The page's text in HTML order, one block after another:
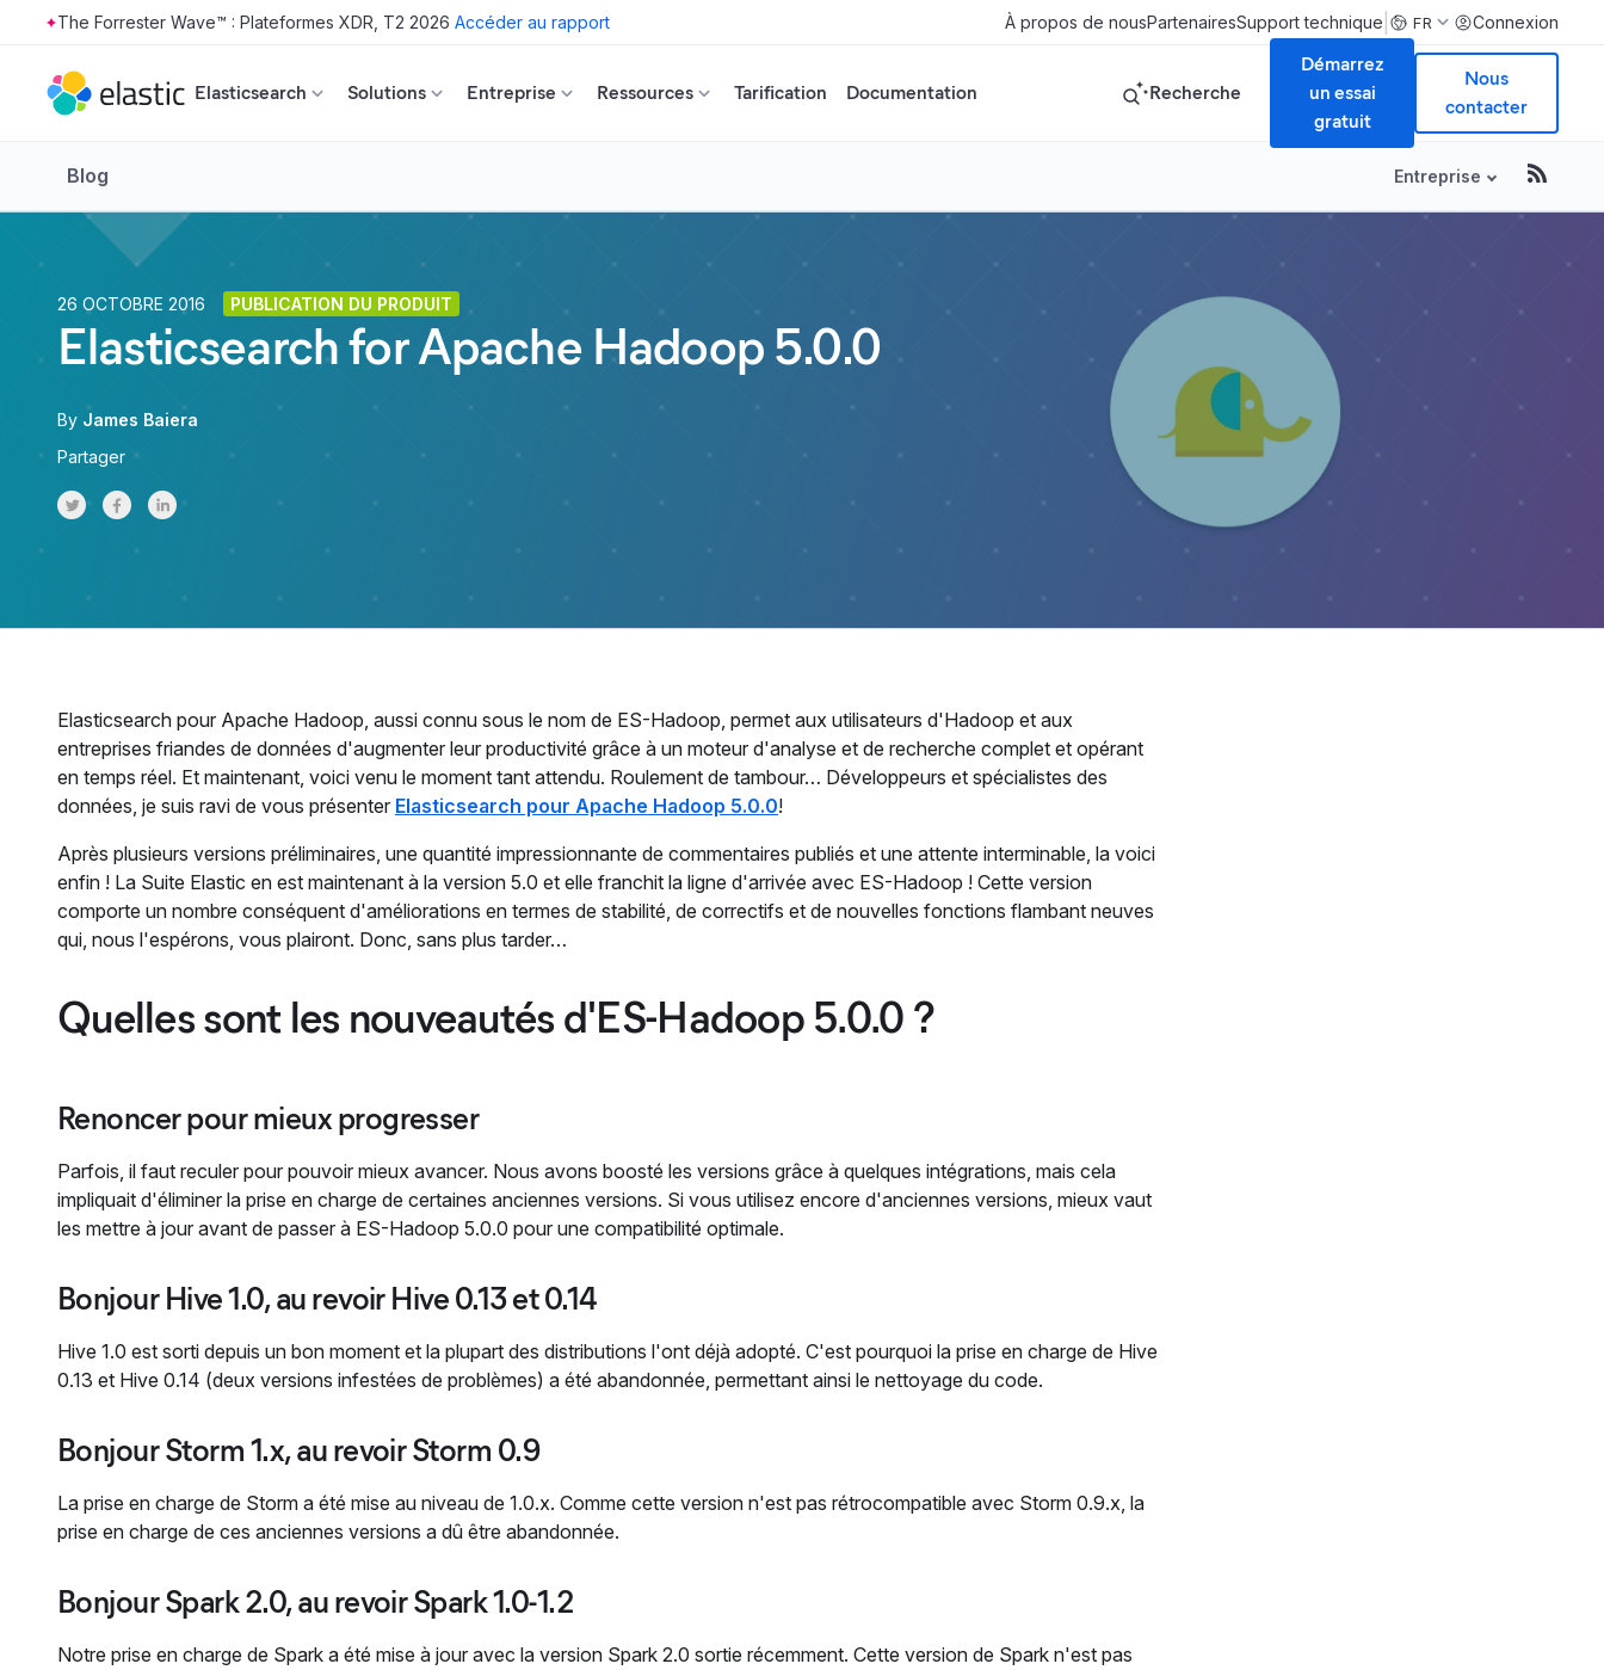
Skip to main content
The Forrester Wave™ : Plateformes XDR, T2 2026 Accéder au rapport À propos de nousPartenairesSupport technique FR Connexion
Elasticsearch Solutions Entreprise Ressources Tarification Documentation Recherche
Démarrez
un essai
gratuit
Nous
contacter
Blog Entreprise
26 OCTOBRE 2016 PUBLICATION DU PRODUIT
Elasticsearch for Apache Hadoop 5.0.0
By James Baiera
Partager
Share on Twitter
Share on Facebook
Share on LinkedInr
Elasticsearch pour Apache Hadoop, aussi connu sous le nom de ES-Hadoop, permet aux utilisateurs d'Hadoop et aux
entreprises friandes de données d'augmenter leur productivité grâce à un moteur d'analyse et de recherche complet et opérant
en temps réel. Et maintenant, voici venu le moment tant attendu. Roulement de tambour… Développeurs et spécialistes des
données, je suis ravi de vous présenter Elasticsearch pour Apache Hadoop 5.0.0!
Après plusieurs versions préliminaires, une quantité impressionnante de commentaires publiés et une attente interminable, la voici
enfin ! La Suite Elastic en est maintenant à la version 5.0 et elle franchit la ligne d'arrivée avec ES-Hadoop ! Cette version
comporte un nombre conséquent d'améliorations en termes de stabilité, de correctifs et de nouvelles fonctions flambant neuves
qui, nous l'espérons, vous plairont. Donc, sans plus tarder…
Quelles sont les nouveautés d'ES-Hadoop 5.0.0 ?
Renoncer pour mieux progresser
Parfois, il faut reculer pour pouvoir mieux avancer. Nous avons boosté les versions grâce à quelques intégrations, mais cela
impliquait d'éliminer la prise en charge de certaines anciennes versions. Si vous utilisez encore d'anciennes versions, mieux vaut
les mettre à jour avant de passer à ES-Hadoop 5.0.0 pour une compatibilité optimale.
Bonjour Hive 1.0, au revoir Hive 0.13 et 0.14
Hive 1.0 est sorti depuis un bon moment et la plupart des distributions l'ont déjà adopté. C'est pourquoi la prise en charge de Hive
0.13 et Hive 0.14 (deux versions infestées de problèmes) a été abandonnée, permettant ainsi le nettoyage du code.
Bonjour Storm 1.x, au revoir Storm 0.9
La prise en charge de Storm a été mise au niveau de 1.0.x. Comme cette version n'est pas rétrocompatible avec Storm 0.9.x, la
prise en charge de ces anciennes versions a dû être abandonnée.
Bonjour Spark 2.0, au revoir Spark 1.0-1.2
Notre prise en charge de Spark a été mise à jour avec la version Spark 2.0 sortie récemment. Cette version de Spark n'est pas